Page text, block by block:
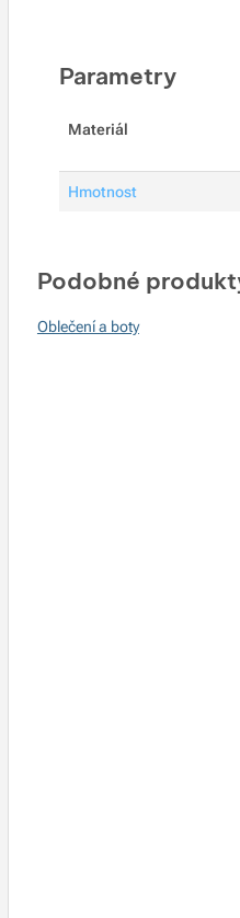
Parametry
Materiál
Hmotnost
Podobné
Oblečení a boty